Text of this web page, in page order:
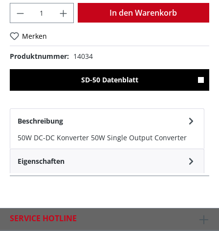
In den Warenkorb
Merken
Produktnummer: 14034
SD-50 Datenblatt
Beschreibung
50W DC-DC Konverter 50W Single Output Converter
Eigenschaften
SERVICE HOTLINE